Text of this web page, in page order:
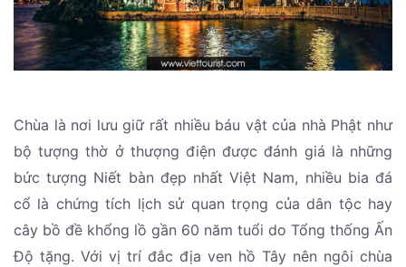
Chùa là nơi lưu giữ rất nhiều báu vật của nhà Phật như
bộ tượng thờ ở thượng điện được đánh giá là những
bức tượng Niết bàn đẹp nhất Việt Nam, nhiều bia đá
cổ là chứng tích lịch sử quan trọng của dân tộc hay
cây bồ đề khổng lồ gần 60 năm tuổi do Tổng thống Ấn
Độ tặng. Với vị trí đắc địa ven hồ Tây nên ngôi chùa